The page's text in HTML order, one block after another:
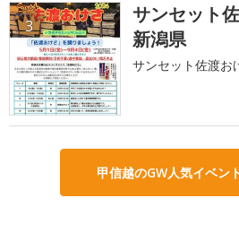
3
サンセット
新潟県
サンセット佐渡お
甲信越のGW人気イベン